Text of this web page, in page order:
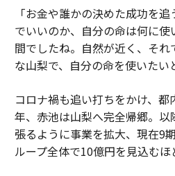
「お金や誰かの決めた成功を
でいいのか、自分の命は何に
間でしたね。自然が近く、そ
な山梨で、自分の命を使いたい
コロナ禍も追い打ちをかけ、
年、赤池は山梨へ完全帰郷。以
張るように事業を拡大、現在9
ループ全体で10億円を見込むほ